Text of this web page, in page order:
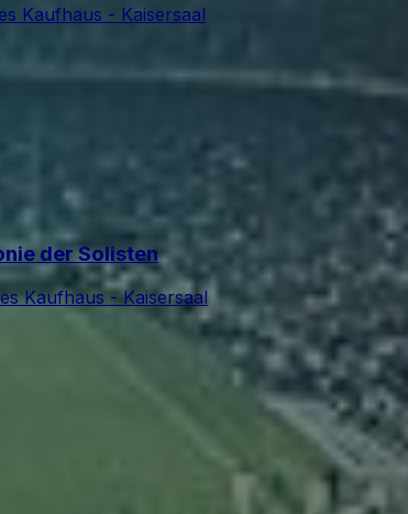
Kaufhaus - Kaisersaal
der Solisten
Kaufhaus - Kaisersaal